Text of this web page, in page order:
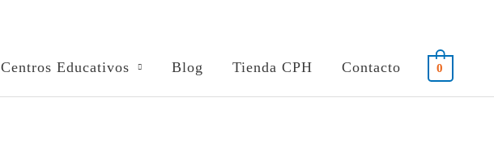
Centros Educativos Blog Tienda CPH Contacto 0